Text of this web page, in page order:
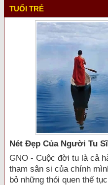
TUỔI TRẺ
Nét Đẹp Của Người Tu Sĩ
GNO - Cuộc đời tu là cả
tham sân si của chính
bỏ những thói quen thế